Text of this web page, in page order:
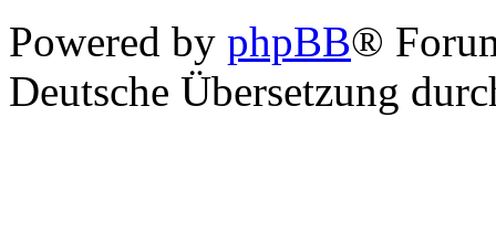
Powered by phpBB®
Deutsche Übersetzung